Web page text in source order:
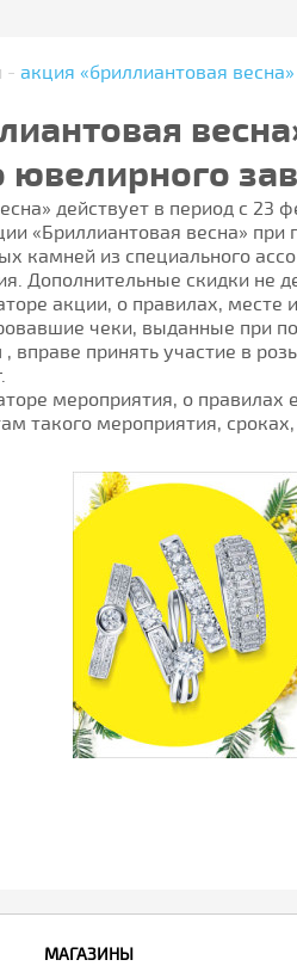
- акция «бриллиантовая
ювелирного
действует в период с 23
«Бриллиантовая весна» при
камней из специального
Дополнительные скидки не
акции, о правилах, месте
чеки, выданные при
вправе принять участие в
мероприятия, о правилах
такого мероприятия,
МАГАЗИНЫ